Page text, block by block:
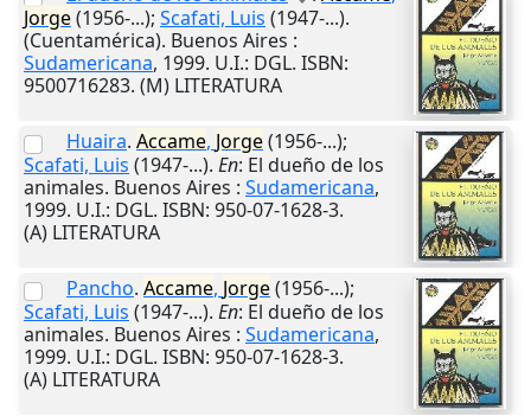
Jorge(1956-...); Scafati, Luis (1947-...).
(Cuentamérica). Buenos Aires :
Sudamericana, 1999. U.I.: DGL. ISBN:
9500716283. (M) LITERATURA
Huaira. Accame, Jorge(1956-...);
Scafati, Luis (1947-...). En: El dueño de los
animales. Buenos Aires : Sudamericana,
1999. U.I.: DGL. ISBN: 950-07-1628-3.
(A) LITERATURA
Pancho. Accame, Jorge(1956-...);
Scafati, Luis (1947-...). En: El dueño de los
animales. Buenos Aires : Sudamericana,
1999. U.I.: DGL. ISBN: 950-07-1628-3.
(A) LITERATURA